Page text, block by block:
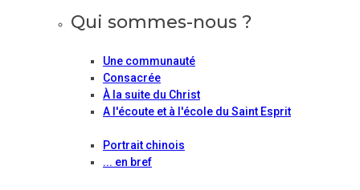
Qui sommes-nous ?
Une communauté
Consacrée
À la suite du Christ
A l'écoute et à l'école du Saint Esprit
Portrait chinois
... en bref